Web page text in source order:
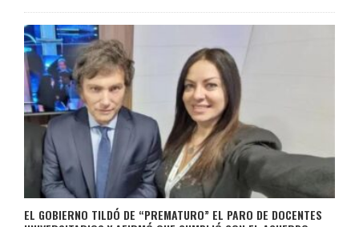
EL GOBIERNO TILDÓ DE “PREMATURO” EL PARO DE DOCENTES